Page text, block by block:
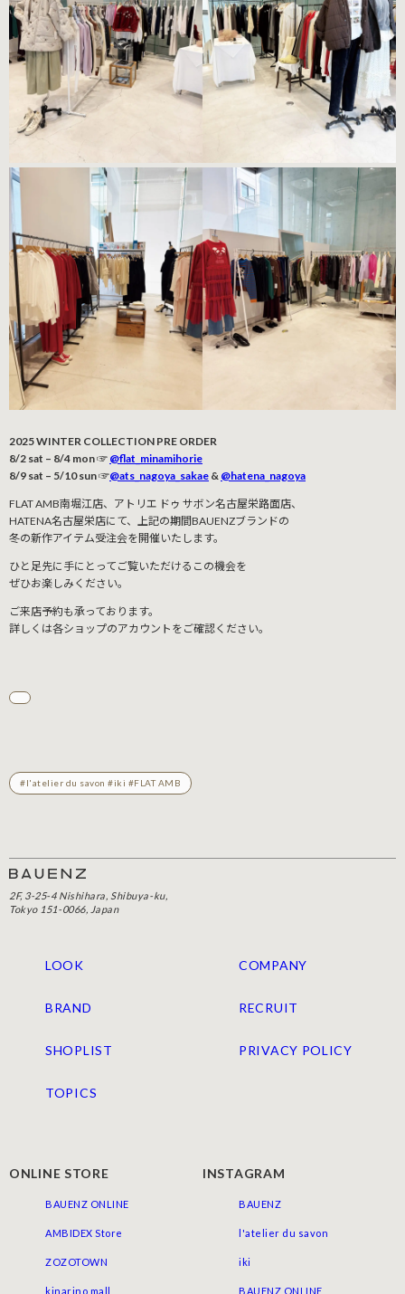
2025 WINTER COLLECTION PRE ORDER
8/2 sat – 8/4 mon ☞ @flat_minamihorie
8/9 sat – 5/10 sun ☞@ats_nagoya_sakae & @hatena_nagoya
FLAT AMB南堀江店、アトリエ ドゥ サボン名古屋栄路面店、
HATENA名古屋栄店にて、上記の期間BAUENZブランドの
冬の新作アイテム受注会を開催いたします。
ひと足先に手にとってご覧いただけるこの機会を
ぜひお楽しみください。
ご来店予約も承っております。
詳しくは各ショップのアカウントをご確認ください。
#l'atelier du savon #iki #FLAT AMB
2F, 3-25-4 Nishihara, Shibuya-ku,
Tokyo 151-0066, Japan
LOOK
BRAND
SHOPLIST
TOPICS
COMPANY
RECRUIT
PRIVACY POLICY
ONLINE STORE
BAUENZ ONLINE
AMBIDEX Store
ZOZOTOWN
kinarino mall
INSTAGRAM
BAUENZ
l'atelier du savon
iki
BAUENZ ONLINE